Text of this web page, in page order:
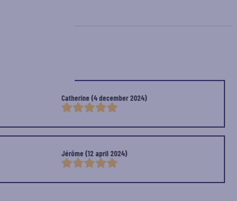
Catherine(4 december 2024)
Jérôme(12 april 2024)